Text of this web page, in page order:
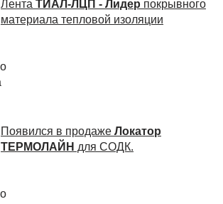
Лента ТИАЛ-ЛЦП - Лидер покрывного
материала тепловой изоляции
Появился в продаже Локатор
ТЕРМОЛАЙН для СОДК.